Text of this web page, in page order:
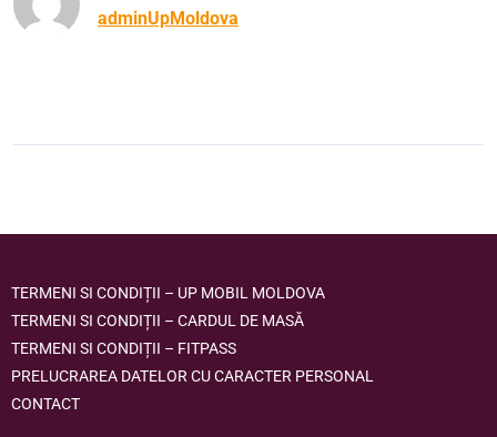
adminUpMoldova
TERMENI SI CONDIȚII – UP MOBIL MOLDOVA
TERMENI SI CONDIȚII – CARDUL DE MASĂ
TERMENI SI CONDIȚII – FITPASS
PRELUCRAREA DATELOR CU CARACTER PERSONAL
CONTACT